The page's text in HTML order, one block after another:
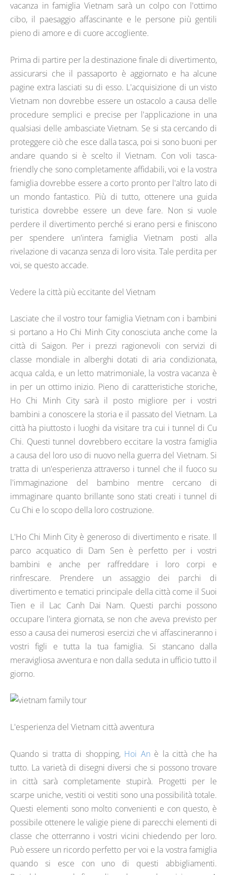
vacanza in famiglia Vietnam sarà un colpo con l'ottimo
cibo, il paesaggio affascinante e le persone più gentili
pieno di amore e di cuore accogliente.
Prima di partire per la destinazione finale di divertimento,
assicurarsi che il passaporto è aggiornato e ha alcune
pagine extra lasciati su di esso. L'acquisizione di un visto
Vietnam non dovrebbe essere un ostacolo a causa delle
procedure semplici e precise per l'applicazione in una
qualsiasi delle ambasciate Vietnam. Se si sta cercando di
proteggere ciò che esce dalla tasca, poi si sono buoni per
andare quando si è scelto il Vietnam. Con voli tasca-
friendly che sono completamente affidabili, voi e la vostra
famiglia dovrebbe essere a corto pronto per l'altro lato di
un mondo fantastico. Più di tutto, ottenere una guida
turistica dovrebbe essere un deve fare. Non si vuole
perdere il divertimento perché si erano persi e finiscono
per spendere un'intera famiglia Vietnam posti alla
rivelazione di vacanza senza di loro visita. Tale perdita per
voi, se questo accade.
Vedere la città più eccitante del Vietnam
Lasciate che il vostro tour famiglia Vietnam con i bambini
si portano a Ho Chi Minh City conosciuta anche come la
città di Saigon. Per i prezzi ragionevoli con servizi di
classe mondiale in alberghi dotati di aria condizionata,
acqua calda, e un letto matrimoniale, la vostra vacanza è
in per un ottimo inizio. Pieno di caratteristiche storiche,
Ho Chi Minh City sarà il posto migliore per i vostri
bambini a conoscere la storia e il passato del Vietnam. La
città ha piuttosto i luoghi da visitare tra cui i tunnel di Cu
Chi. Questi tunnel dovrebbero eccitare la vostra famiglia
a causa del loro uso di nuovo nella guerra del Vietnam. Si
tratta di un'esperienza attraverso i tunnel che il fuoco su
l'immaginazione del bambino mentre cercano di
immaginare quanto brillante sono stati creati i tunnel di
Cu Chi e lo scopo della loro costruzione.
L'Ho Chi Minh City è generoso di divertimento e risate. Il
parco acquatico di Dam Sen è perfetto per i vostri
bambini e anche per raffreddare i loro corpi e
rinfrescare. Prendere un assaggio dei parchi di
divertimento e tematici principale della città come il Suoi
Tien e il Lac Canh Dai Nam. Questi parchi possono
occupare l'intera giornata, se non che aveva previsto per
esso a causa dei numerosi esercizi che vi affascineranno i
vostri figli e tutta la tua famiglia. Si stancano dalla
meravigliosa avventura e non dalla seduta in ufficio tutto il
giorno.
L'esperienza del Vietnam città avventura
Quando si tratta di shopping, Hoi An è la città che ha
tutto. La varietà di disegni diversi che si possono trovare
in città sarà completamente stupirà. Progetti per le
scarpe uniche, vestiti oi vestiti sono una possibilità totale.
Questi elementi sono molto convenienti e con questo, è
possibile ottenere le valigie piene di parecchi elementi di
classe che otterranno i vostri vicini chiedendo per loro.
Può essere un ricordo perfetto per voi e la vostra famiglia
quando si esce con uno di questi abbigliamenti.